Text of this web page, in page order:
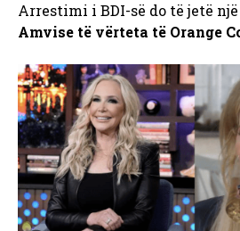
Arrestimi i BDI-së do të jetë
Amvise të vërteta të Orange